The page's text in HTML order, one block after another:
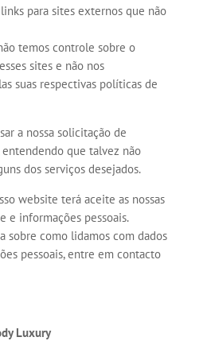
para sites externos que não
temos controle sobre o
sites e não nos
suas respectivas políticas de
a nossa solicitação de
entendendo que talvez não
dos serviços desejados.
website terá aceite as nossas
e informações pessoais.
sobre como lidamos com dados
pessoais, entre em contacto
Luxury